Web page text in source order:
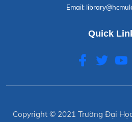
Email:
Quick
Copyright © 2021 Trường Đại